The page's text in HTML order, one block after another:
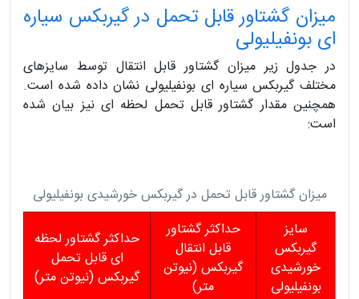
میزان گشتاور قابل تحمل در گیربکس سیاره
ای بونفیلیولی
در جدول زیر میزان گشتاور قابل انتقال توسط سایزهای
مختلف گیربکس سیاره ای بونفیلیولی نشان داده شده است.
همچنین مقدار گشتاور قابل تحمل لحظه ای نیز بیان شده
است:
میزان گشتاور قابل تحمل در گیربکس خورشیدی بونفیلیولی
سایز
گیربکس
خورشیدی
بونفیلیولی
حداکثر گشتاور
قابل انتقال
گیربکس (نیوتن
متر)
حداکثر گشتاور لحظه
ای قابل تحمل
گیربکس (نیوتن متر)